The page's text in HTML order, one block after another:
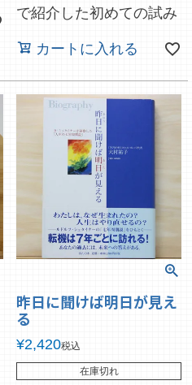
で紹介した初めての試み
カートに入れる
昨日に聞けば明日が見え
る
¥2,420税込
在庫切れ